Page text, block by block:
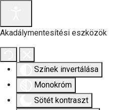
Akadálymentesítési eszközök
Színek invertálása
Monokróm
Sötét kontraszt